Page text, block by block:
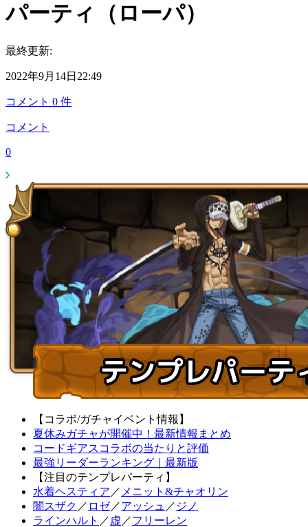
パーティ（ローパ）
最終更新:
2022年9月14日22:49
コメント 0 件
コメント
0
【コラボ/ガチャイベント情報】
夏休みガチャが開催中！最新情報まとめ
コードギアスコラボの当たりと評価
最強リーダーランキング｜最新版
【注目のテンプレパーティ】
水着ヘスティア ／ メニット&チャオリン
闇スザク ／ ロゼ／アッシュ ／ ジノ
ラインハルト ／ 虚 ／フリーレン